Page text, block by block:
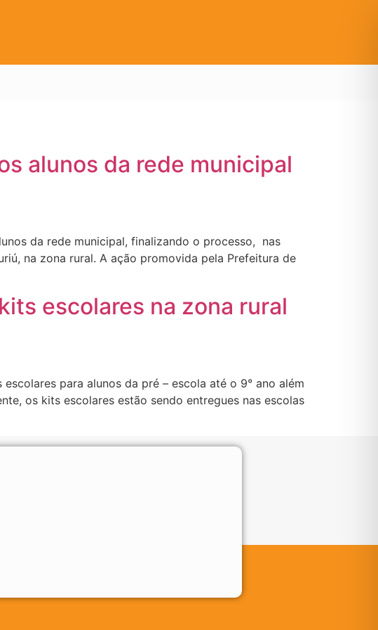
alunos da rede municipal
da rede municipal, finalizando o processo, nas
na zona rural. A ação promovida pela Prefeitura de
escolares na zona rural
para alunos da pré – escola até o 9° ano além
os kits escolares estão sendo entregues nas escolas